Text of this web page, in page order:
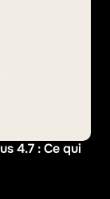
4.7 : Ce qui